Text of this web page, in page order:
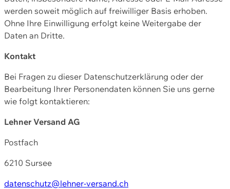
werden soweit möglich auf freiwilliger Basis erhoben.
Ohne Ihre Einwilligung erfolgt keine Weitergabe der
Daten an Dritte.
Kontakt
Bei Fragen zu dieser Datenschutzerklärung oder der
Bearbeitung Ihrer Personendaten können Sie uns gerne
wie folgt kontaktieren:
Lehner Versand AG
Postfach
6210 Sursee
datenschutz@lehner-versand.ch